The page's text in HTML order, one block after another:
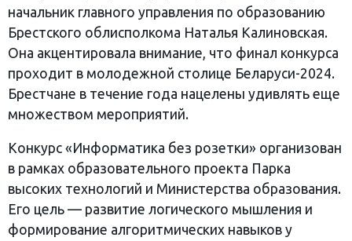
начальник главного управления по образованию
Брестского облисполкома Наталья Калиновская.
Она акцентировала внимание, что финал конкурса
проходит в молодежной столице Беларуси-2024.
Брестчане в течение года нацелены удивлять еще
множеством мероприятий.
Конкурс «Информатика без розетки» организован
в рамках образовательного проекта Парка
высоких технологий и Министерства образования.
Его цель — развитие логического мышления и
формирование алгоритмических навыков у